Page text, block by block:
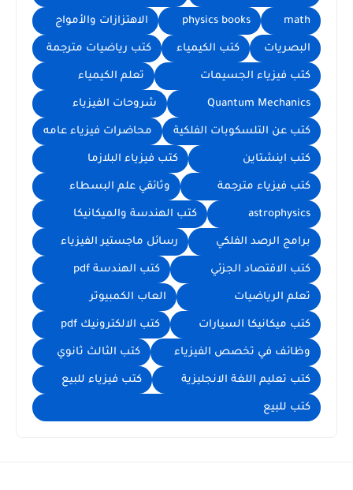
math
physics books الاهتزازات والأمواج
البصريات كتب الكيمياء كتب رياضيات مترجمة
كتب فيزياء الجسيمات تعلم الكيمياء
Quantum Mechanics شروحات الفيزياء
كتب عن التلسكوبات الفلكية محاضرات فيزياء عامه
كتب اينشتاين كتب فيزياء البلازما
كتب فيزياء مترجمة وثائقي علم البسطاء
astrophysics كتب الهندسة والميكانيكا
برامج الرصد الفلكي رسائل ماجستير الفيزياء
كتب الاقتصاد الجزئي كتب الهندسة pdf
تعلم الرياضيات العاب الكمبيوتر
كتب ميكانيكا السيارات كتب الالكترونيك pdf
وظائف في تخصص الفيزياء كتب الثالث ثانوي
كتب تعليم اللغة الانجليزية كتب فيزياء للبيع
كتب للبيع